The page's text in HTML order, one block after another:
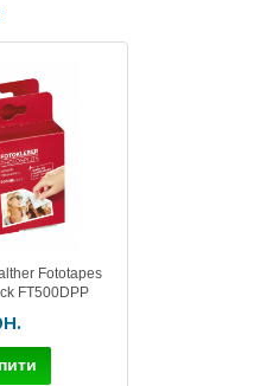
Fototapes
FT500DPP